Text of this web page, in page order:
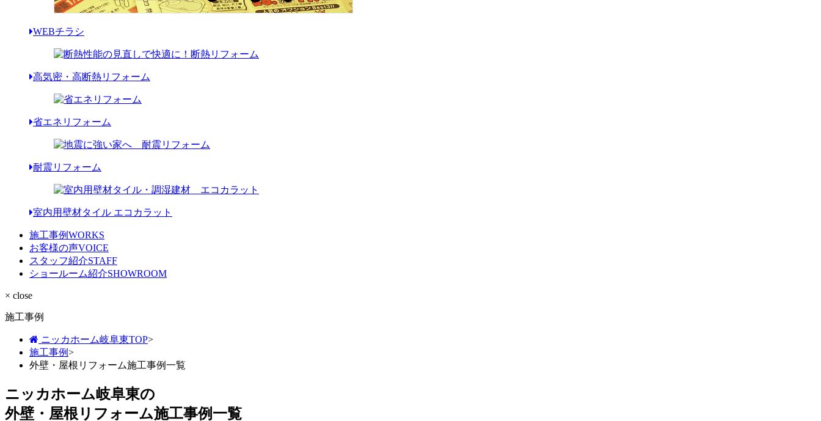
WEBチラシ
高気密・高断熱リフォーム
省エネリフォーム
耐震リフォーム
室内用壁材タイル エコカラット
施工事例WORKS
お客様の声VOICE
スタッフ紹介STAFF
ショールーム紹介SHOWROOM
× close
施工事例
ニッカホーム岐阜東TOP>
施工事例>
外壁・屋根リフォーム施工事例一覧
ニッカホーム岐阜東の
外壁・屋根リフォーム施工事例一覧